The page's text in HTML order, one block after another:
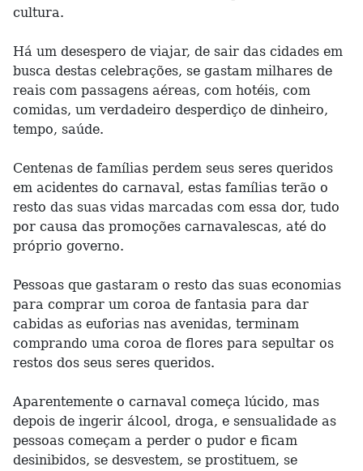
cultura.
Há um desespero de viajar, de sair das cidades em
busca destas celebrações, se gastam milhares de
reais com passagens aéreas, com hotéis, com
comidas, um verdadeiro desperdiço de dinheiro,
tempo, saúde.
Centenas de famílias perdem seus seres queridos
em acidentes do carnaval, estas famílias terão o
resto das suas vidas marcadas com essa dor, tudo
por causa das promoções carnavalescas, até do
próprio governo.
Pessoas que gastaram o resto das suas economias
para comprar um coroa de fantasia para dar
cabidas as euforias nas avenidas, terminam
comprando uma coroa de flores para sepultar os
restos dos seus seres queridos.
Aparentemente o carnaval começa lúcido, mas
depois de ingerir álcool, droga, e sensualidade as
pessoas começam a perder o pudor e ficam
desinibidos, se desvestem, se prostituem, se